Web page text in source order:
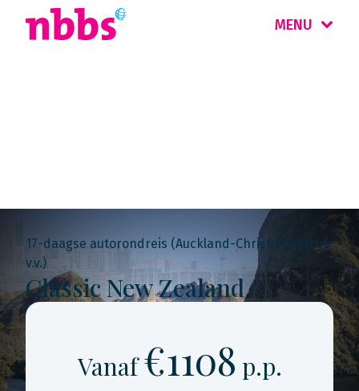
MENU
17-daagse autorondreis (Auckland-Christchurch of
v.v.)
Classic New Zealand
Vanaf€1108 p.p.